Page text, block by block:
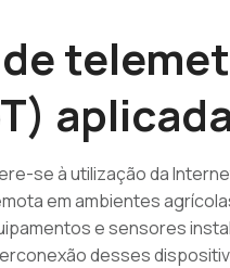
se à utilização da
em ambientes
e sensores
desses